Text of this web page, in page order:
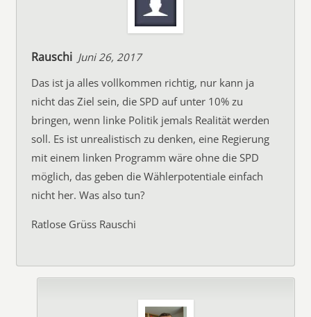
Rauschi Juni 26, 2017
Das ist ja alles vollkommen richtig, nur kann ja
nicht das Ziel sein, die SPD auf unter 10% zu
bringen, wenn linke Politik jemals Realität werden
soll. Es ist unrealistisch zu denken, eine Regierung
mit einem linken Programm wäre ohne die SPD
möglich, das geben die Wählerpotentiale einfach
nicht her. Was also tun?
Ratlose Grüss Rauschi